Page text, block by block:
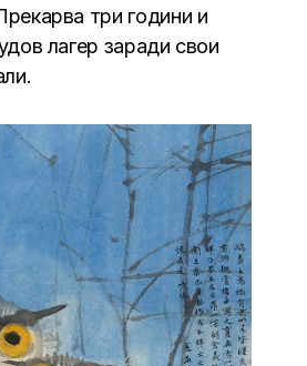
три години и
лагер заради свои